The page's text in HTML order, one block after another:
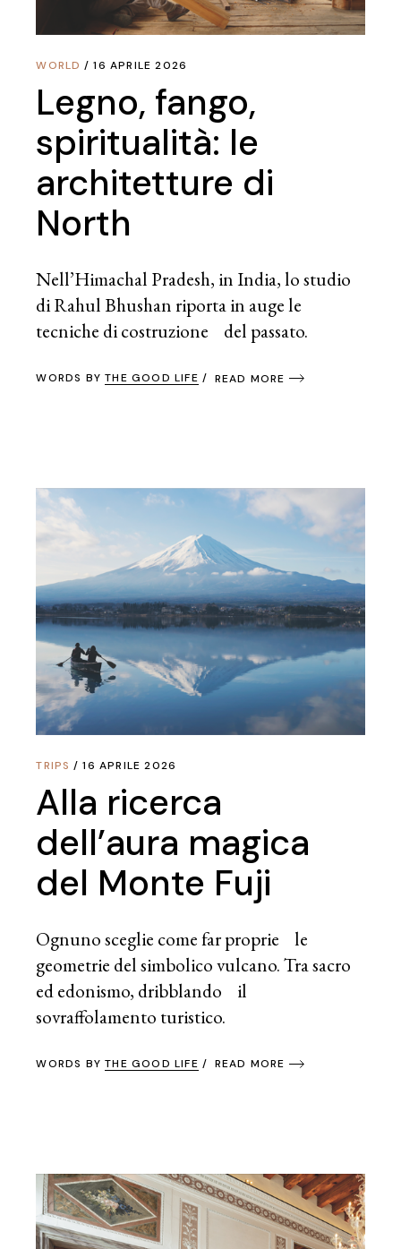
WORLD 16 APRILE 2026
Legno, fango,
spiritualità: le
architetture di
North
Nell’Himachal Pradesh, in India, lo studio
di Rahul Bhushan riporta in auge le
tecniche di costruzione del passato.
WORDS BYTHE GOOD LIFE READ MORE
TRIPS 16 APRILE 2026
Alla ricerca
dell’aura magica
del Monte Fuji
Ognuno sceglie come far proprie le
geometrie del simbolico vulcano. Tra sacro
ed edonismo, dribblando il
sovraffolamento turistico.
WORDS BYTHE GOOD LIFE READ MORE